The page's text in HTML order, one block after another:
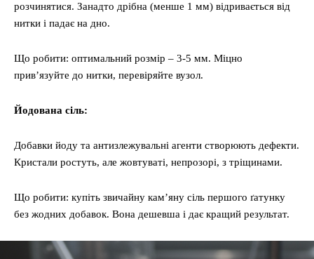
розчинятися. Занадто дрібна (менше 1 мм) відривається від
нитки і падає на дно.
Що робити: оптимальний розмір – 3-5 мм. Міцно
прив’язуйте до нитки, перевіряйте вузол.
Йодована сіль:
Добавки йоду та антизлежувальні агенти створюють дефекти.
Кристали ростуть, але жовтуваті, непрозорі, з тріщинами.
Що робити: купіть звичайну кам’яну сіль першого ґатунку
без жодних добавок. Вона дешевша і дає кращий результат.